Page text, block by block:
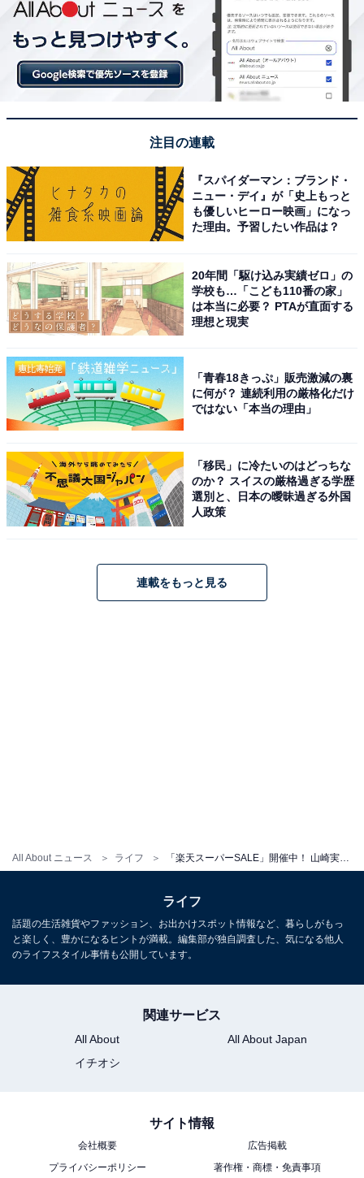
All About ニュース ライフ
tower 水が流れるスポンジ＆ボトルホルダー（出典：楽天市場）
キッチンの水回りアイテムをまとめて収納できるアイテ
ム。水切りトレーに落ちた水が、シンクに流れ出る構造
になっています。
＞楽天市場で見る
折り畳み水切りラック シリコントレー付き
マグネットバスルームバスケット
注目の連載
『スパイダーマン：ブランド・
ニュー・デイ』が「史上もっと
も優しいヒーロー映画」になっ
た理由。予習したい作品は？
20年間「駆け込み実績ゼロ」の
学校も…「こども110番の家」
は本当に必要？ PTAが直面する
理想と現実
「青春18きっぷ」販売激減の裏
に何が？ 連続利用の厳格化だけ
ではない「本当の理由」
「移民」に冷たいのはどっちな
のか？ スイスの厳格過ぎる学歴
選別と、日本の曖昧過ぎる外国
人政策
連載をもっと見る
ライフ
話題の生活雑貨やファッション、お出かけスポット情報など、暮らしがもっ
と楽しく、豊かになるヒントが満載。編集部が独自調査した、気になる他人
のライフスタイル事情も公開しています。
関連サービス
All About
All About Japan
イチオシ
サイト情報
会社概要
広告掲載
プライバシーポリシー
著作権・商標・免責事項